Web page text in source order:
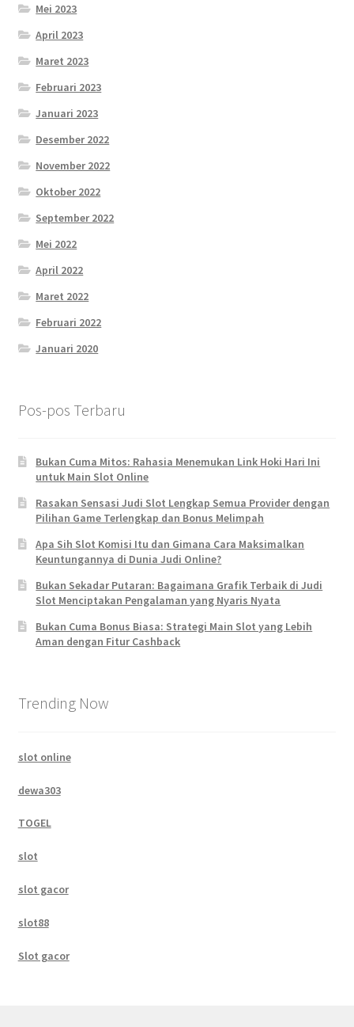
Mei 2023
April 2023
Maret 2023
Februari 2023
Januari 2023
Desember 2022
November 2022
Oktober 2022
September 2022
Mei 2022
April 2022
Maret 2022
Februari 2022
Januari 2020
Pos-pos Terbaru
Bukan Cuma Mitos: Rahasia Menemukan Link Hoki Hari Ini
untuk Main Slot Online
Rasakan Sensasi Judi Slot Lengkap Semua Provider dengan
Pilihan Game Terlengkap dan Bonus Melimpah
Apa Sih Slot Komisi Itu dan Gimana Cara Maksimalkan
Keuntungannya di Dunia Judi Online?
Bukan Sekadar Putaran: Bagaimana Grafik Terbaik di Judi
Slot Menciptakan Pengalaman yang Nyaris Nyata
Bukan Cuma Bonus Biasa: Strategi Main Slot yang Lebih
Aman dengan Fitur Cashback
Trending Now
slot online
dewa303
TOGEL
slot
slot gacor
slot88
Slot gacor